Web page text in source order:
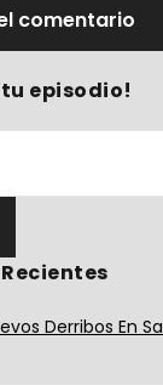
episodio!
Derribos En